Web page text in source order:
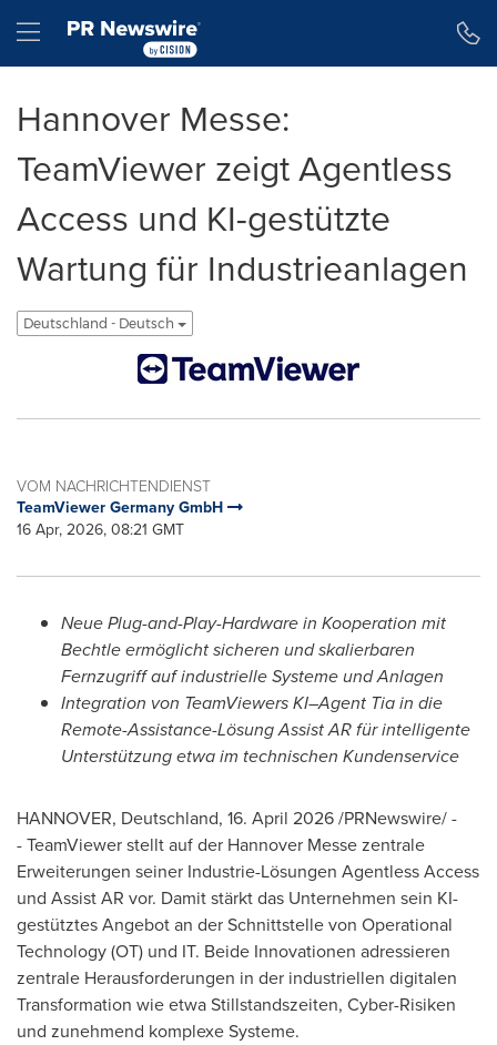
Hamburger menu
Hannover Messe:
TeamViewer zeigt Agentless
Access und KI-gestützte
Wartung für Industrieanlagen
Deutschland - Deutsch
VOM NACHRICHTENDIENST
TeamViewer Germany GmbH
16 Apr, 2026, 08:21 GMT
Neue Plug-and-Play-Hardware in Kooperation mit
Bechtle ermöglicht sicheren und skalierbaren
Fernzugriff auf industrielle Systeme und Anlagen
Integration von TeamViewers KI–Agent Tia in die
Remote-Assistance-Lösung Assist AR für intelligente
Unterstützung etwa im technischen Kundenservice
HANNOVER, Deutschland, 16. April 2026/PRNewswire/ -
- TeamViewer stellt auf der Hannover Messe zentrale
Erweiterungen seiner Industrie-Lösungen Agentless Access
und Assist AR vor. Damit stärkt das Unternehmen sein KI-
gestütztes Angebot an der Schnittstelle von Operational
Technology (OT) und IT. Beide Innovationen adressieren
zentrale Herausforderungen in der industriellen digitalen
Transformation wie etwa Stillstandszeiten, Cyber-Risiken
und zunehmend komplexe Systeme.